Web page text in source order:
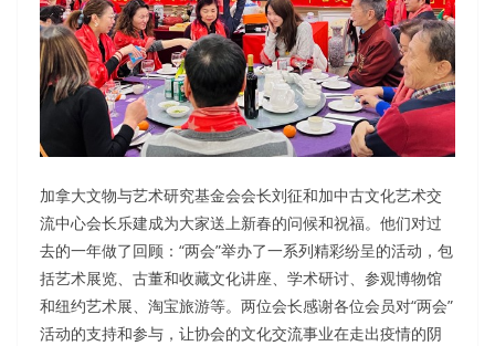
加拿大文物与艺术研究基金会会长刘征和加中古文化艺术交
流中心会长乐建成为大家送上新春的问候和祝福。他们对过
去的一年做了回顾：“两会”举办了一系列精彩纷呈的活动，包
括艺术展览、古董和收藏文化讲座、学术研讨、参观博物馆
和纽约艺术展、淘宝旅游等。两位会长感谢各位会员对“两会”
活动的支持和参与，让协会的文化交流事业在走出疫情的阴